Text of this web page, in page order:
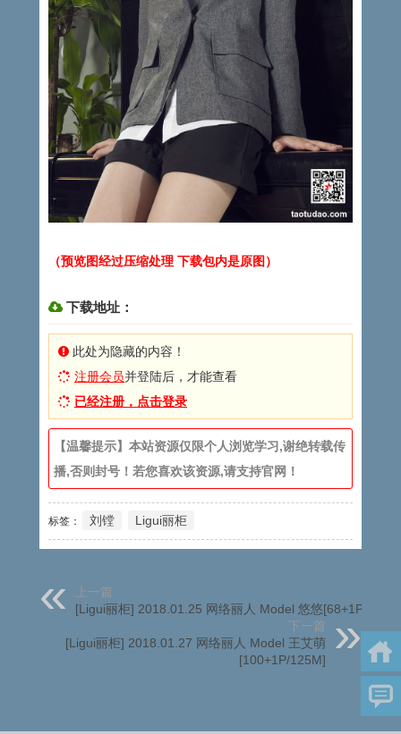
（预览图经过压缩处理 下载包内是原图）
下载地址：
此处为隐藏的内容！
注册会员并登陆后，才能查看
已经注册，点击登录
【温馨提示】本站资源仅限个人浏览学习,谢绝转载传
播,否则封号！若您喜欢该资源,请支持官网！
标签： 刘镗 Ligui丽柜
上一篇
[Ligui丽柜] 2018.01.25 网络丽人 Model 悠悠[68+1P/61M]
下一篇
[Ligui丽柜] 2018.01.27 网络丽人 Model 王艾萌
[100+1P/125M]